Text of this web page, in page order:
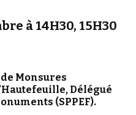
à 14H30, 15H30
Monsures
Délégué
(SPPEF).